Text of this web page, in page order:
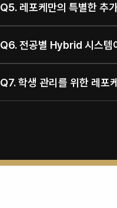
Q5. 레포케만의 특별한 추
Q6. 전공별 Hybrid 시스템
Q7. 학생 관리를 위한 레포